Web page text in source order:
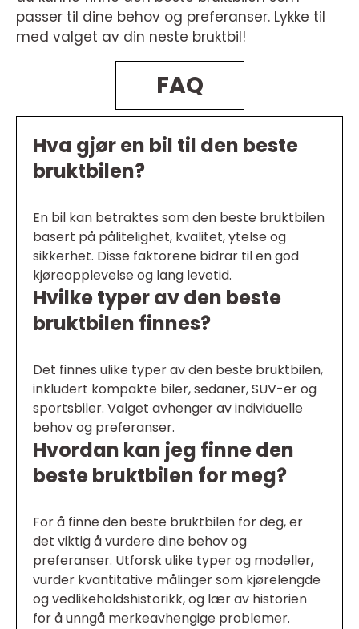
passer til dine behov og preferanser. Lykke til
med valget av din neste bruktbil!
FAQ
Hva gjør en bil til den beste
bruktbilen?
En bil kan betraktes som den beste bruktbilen
basert på pålitelighet, kvalitet, ytelse og
sikkerhet. Disse faktorene bidrar til en god
kjøreopplevelse og lang levetid.
Hvilke typer av den beste
bruktbilen finnes?
Det finnes ulike typer av den beste bruktbilen,
inkludert kompakte biler, sedaner, SUV-er og
sportsbiler. Valget avhenger av individuelle
behov og preferanser.
Hvordan kan jeg finne den
beste bruktbilen for meg?
For å finne den beste bruktbilen for deg, er
det viktig å vurdere dine behov og
preferanser. Utforsk ulike typer og modeller,
vurder kvantitative målinger som kjørelengde
og vedlikeholdshistorikk, og lær av historien
for å unngå merkeavhengige problemer.